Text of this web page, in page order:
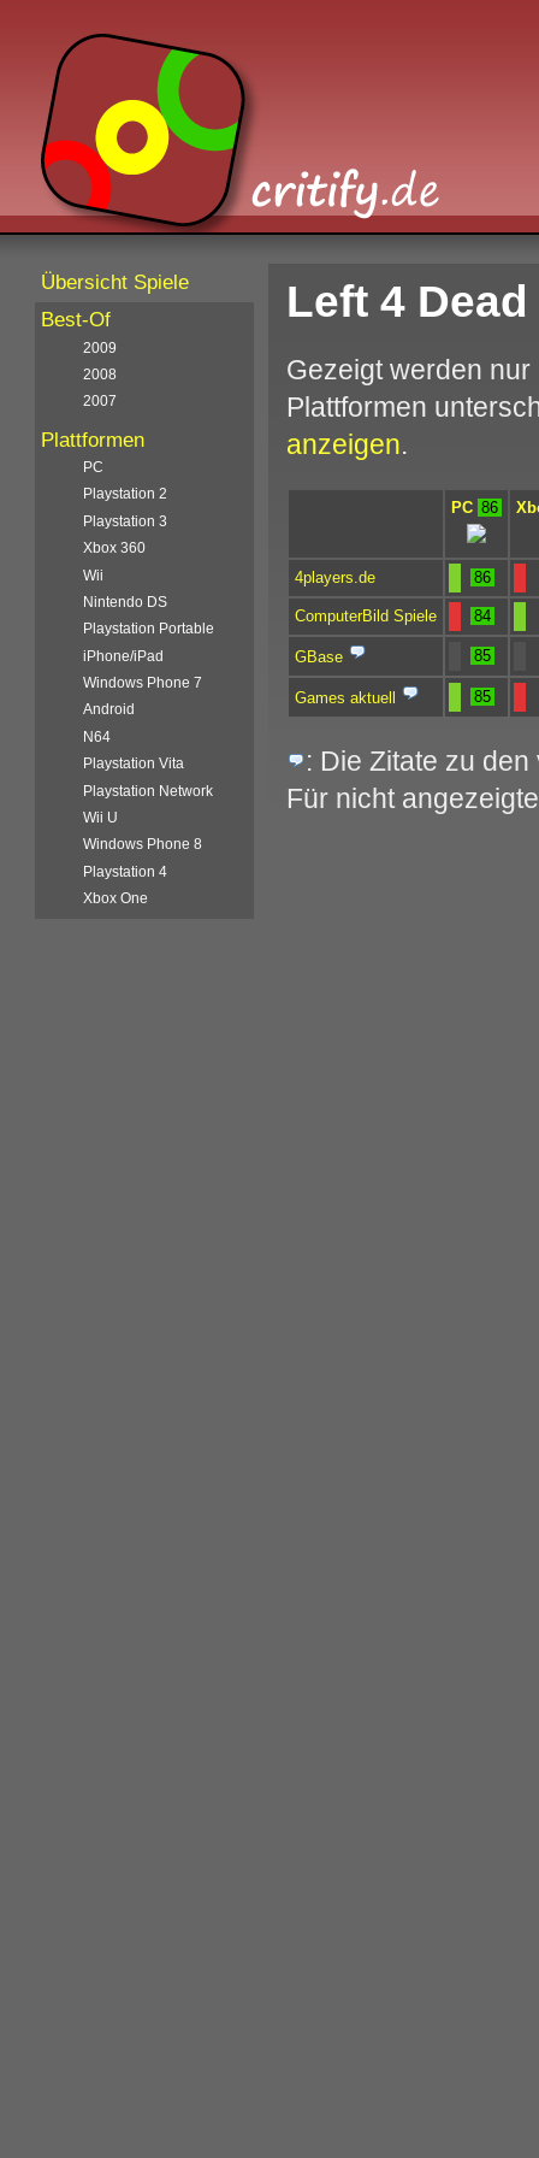
Left 4 Dead
Gezeigt werden
Plattformen
anzeigen.
PC 86
4players.de 86
ComputerBild Spiele 84
GBase 85
Games aktuell 85
: Die Zitate zu
Für nicht
Übersicht Spiele
Best-Of
2009
2008
2007
Plattformen
PC
Playstation 2
Playstation 3
Xbox 360
Wii
Nintendo DS
Playstation Portable
iPhone/iPad
Windows Phone 7
Android
N64
Playstation Vita
Playstation Network
Wii U
Windows Phone 8
Playstation 4
Xbox One